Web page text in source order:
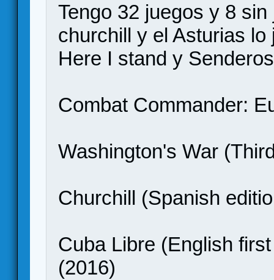
Tengo 32 juegos y 8
churchill y el Asturias
Here I stand y
Combat Commander:
Washington's War
Churchill (Spanish
Cuba Libre (English
(2016)